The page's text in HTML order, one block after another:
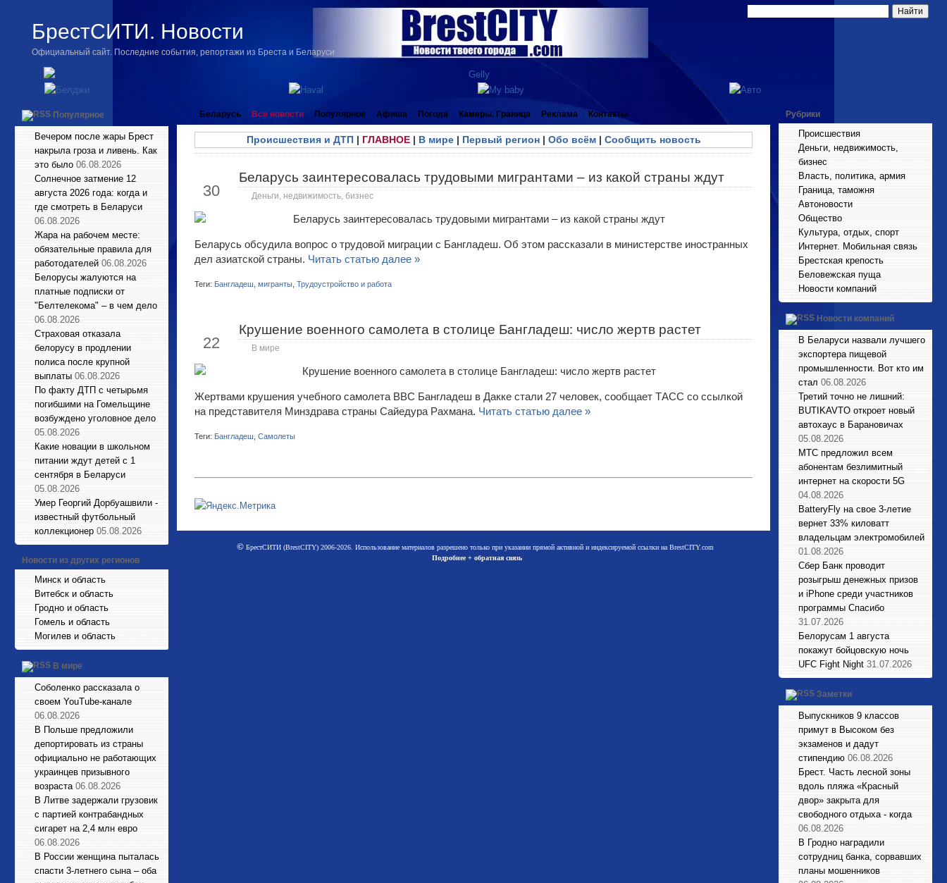
БрестСИТИ. Новости
Официальный сайт. Последние события, репортажи из Бреста и Беларуси
Популярное
Вечером после жары Брест
накрыла гроза и ливень. Как
это было 06.08.2026
Солнечное затмение 12
августа 2026 года: когда и
где смотреть в Беларуси
06.08.2026
Жара на рабочем месте:
обязательные правила для
работодателей 06.08.2026
Белорусы жалуются на
платные подписки от
"Белтелекома" – в чем дело
06.08.2026
Страховая отказала
белорусу в продлении
полиса после крупной
выплаты 06.08.2026
По факту ДТП с четырьмя
погибшими на Гомельщине
возбуждено уголовное дело
05.08.2026
Какие новации в школьном
питании ждут детей с 1
сентября в Беларуси
05.08.2026
Умер Георгий Дорбуашвили -
известный футбольный
коллекционер 05.08.2026
Новости из других регионов
Минск и область
Витебск и область
Гродно и область
Гомель и область
Могилев и область
В мире
Соболенко рассказала о
своем YouTube-канале
06.08.2026
В Польше предложили
депортировать из страны
официально не работающих
украинцев призывного
возраста 06.08.2026
В Литве задержали грузовик
с партией контрабандных
сигарет на 2,4 млн евро
06.08.2026
В России женщина пыталась
спасти 3-летнего сына – оба
Беларусь Все новости Популярное Афиша Погода Камеры. Граница Реклама Контакты
Происшествия и ДТП| ГЛАВНОЕ| В мире| Первый регион| Обо всём| Сообщить новость
30
Беларусь заинтересовалась трудовыми мигрантами – из какой страны ждут
Деньги, недвижимость, бизнес
Беларусь обсудила вопрос о трудовой миграции с Бангладеш. Об этом рассказали в министерстве иностранных
дел азиатской страны. Читать статью далее »
Теги: Бангладеш мигранты Трудоустройство и работа
22
Крушение военного самолета в столице Бангладеш: число жертв растет
В мире
Жертвами крушения учебного самолета ВВС Бангладеш в Дакке стали 27 человек, сообщает ТАСС со ссылкой
на представителя Минздрава страны Сайедура Рахмана. Читать статью далее »
Теги: Бангладеш Самолеты
©БрестСИТИ (BrestCITY) 2006-2026. Использование материалов разрешено только при указании прямой активной и индексируемой ссылки на BrestCITY.com
Подробнее + обратная связь
Рубрики
Происшествия
Деньги, недвижимость,
бизнес
Власть, политика, армия
Граница, таможня
Автоновости
Общество
Культура, отдых, спорт
Интернет. Мобильная связь
Брестская крепость
Беловежская пуща
Новости компаний
Новости компаний
В Беларуси назвали лучшего
экспортера пищевой
промышленности. Вот кто им
стал 06.08.2026
Третий точно не лишний:
BUTIKAVTO откроет новый
автохаус в Барановичах
05.08.2026
МТС предложил всем
абонентам безлимитный
интернет на скорости 5G
04.08.2026
BatteryFly на свое 3-летие
вернет 33% киловатт
владельцам электромобилей
01.08.2026
Сбер Банк проводит
розыгрыш денежных призов
и iPhone среди участников
программы Спасибо
31.07.2026
Белорусам 1 августа
покажут бойцовскую ночь
UFC Fight Night 31.07.2026
Заметки
Выпускников 9 классов
примут в Высоком без
экзаменов и дадут
стипендию 06.08.2026
Брест. Часть лесной зоны
вдоль пляжа «Красный
двор» закрыта для
свободного отдыха - когда
06.08.2026
В Гродно наградили
сотрудниц банка, сорвавших
планы мошенников